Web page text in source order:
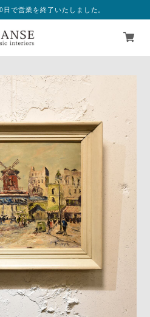
で営業を終了いたしました。